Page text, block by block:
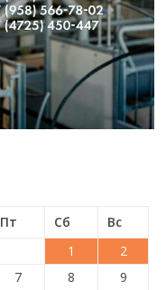
Пт Сб
Вс
1
2
7 8
9